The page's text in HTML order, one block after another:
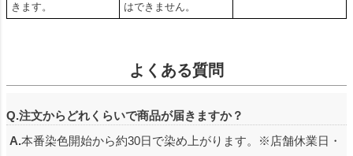
きます。
はできません。
よくある質問
Q.注文からどれくらいで商品が届きますか？
A.本番染色開始から約30日で染め上がります。※店舗休業日・